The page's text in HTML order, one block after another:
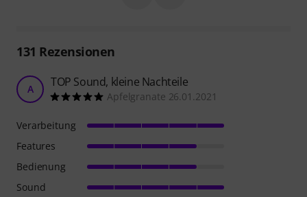
131 Rezensionen
A TOP Sound, kleine Nachteile
Apfelgranate 26.01.2021
Verarbeitung
Features
Bedienung
Sound